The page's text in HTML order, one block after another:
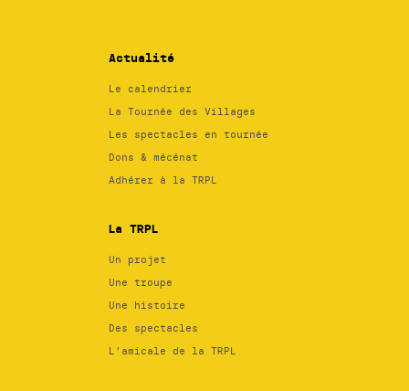
Actualité
Le calendrier
La Tournée des Villages
Les spectacles en tournée
Dons & mécénat
Adhérer à la TRPL
La TRPL
Un projet
Une troupe
Une histoire
Des spectacles
L’amicale de la TRPL